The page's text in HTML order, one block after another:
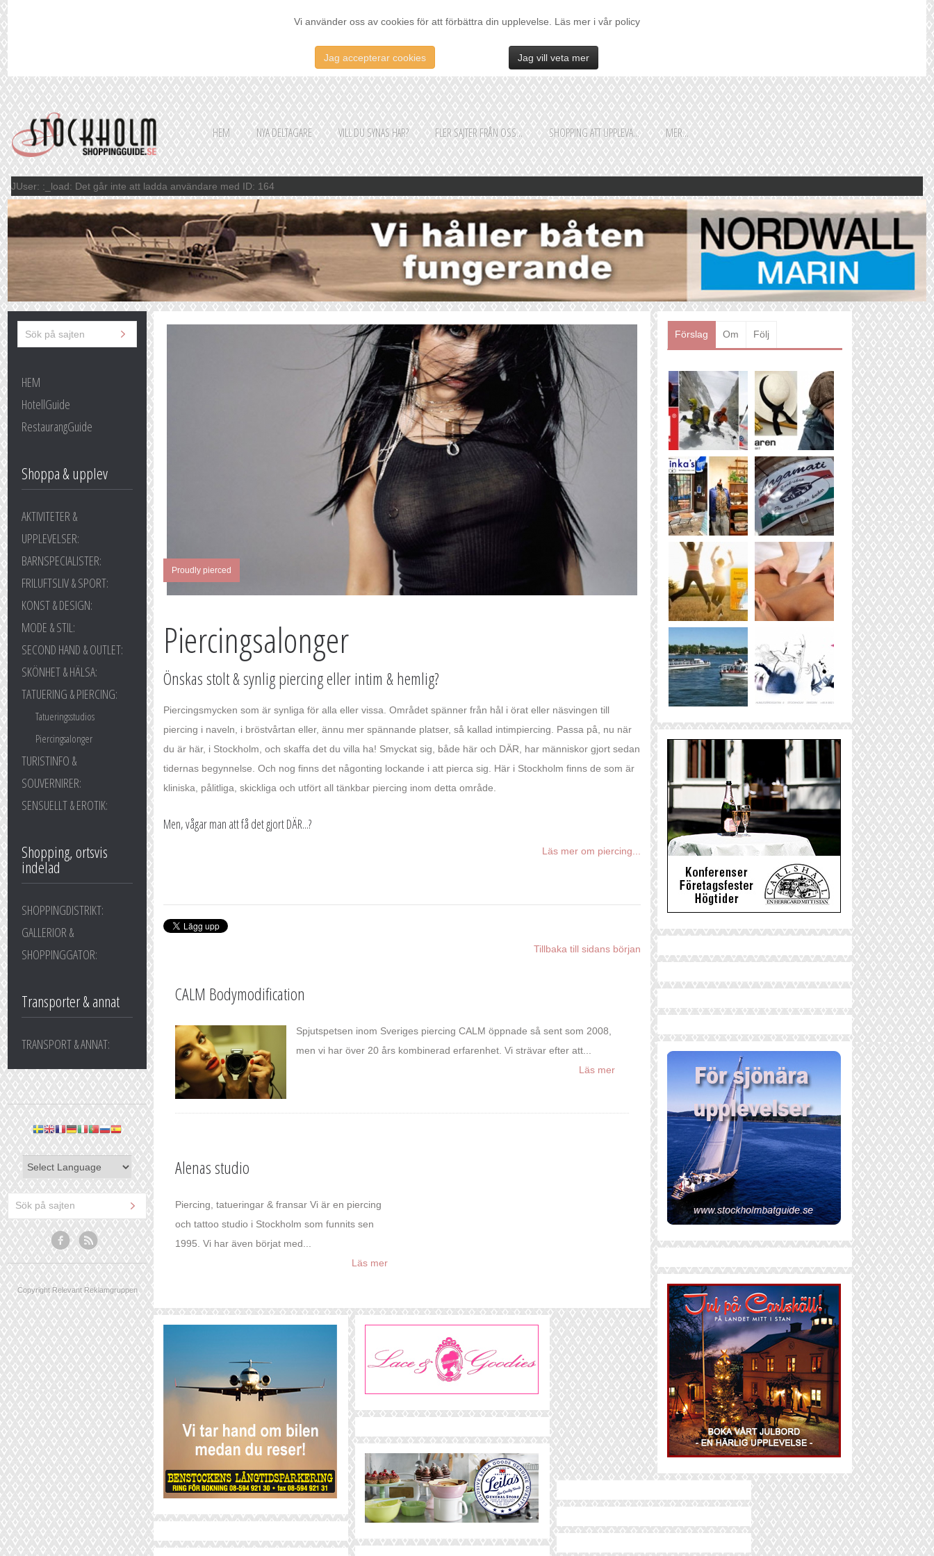
Vi använder oss av cookies för att förbättra din upplevelse. Läs mer i vår policy
Jag accepterar cookies Jag vill veta mer
HEM NYA DELTAGARE VILL DU SYNAS HÄR? FLER SAJTER FRÅN OSS... SHOPPING ATT UPPLEVA... MER...
JUser: :_load: Det går inte att ladda användare med ID: 164
HEM
HotellGuide
RestaurangGuide
Shoppa & upplev
AKTIVITETER &
UPPLEVELSER:
BARNSPECIALISTER:
FRILUFTSLIV & SPORT:
KONST & DESIGN:
MODE & STIL:
SECOND HAND & OUTLET:
SKÖNHET & HÄLSA:
TATUERING & PIERCING:
Tatueringsstudios
Piercingsalonger
TURISTINFO &
SOUVERNIRER:
SENSUELLT & EROTIK:
Shopping, ortsvis
indelad
SHOPPINGDISTRIKT:
GALLERIOR &
SHOPPINGGATOR:
Transporter & annat
TRANSPORT & ANNAT:
Copyright Relevant Reklamgruppen
Proudly pierced
Piercingsalonger
Önskas stolt & synlig piercing eller intim & hemlig?
Piercingsmycken som är synliga för alla eller vissa. Området spänner från hål i örat eller näsvingen till
piercing i naveln, i bröstvårtan eller, ännu mer spännande platser, så kallad intimpiercing. Passa på, nu när
du är här, i Stockholm, och skaffa det du villa ha! Smyckat sig, både här och DÄR, har människor gjort sedan
tidernas begynnelse. Och nog finns det någonting lockande i att pierca sig. Här i Stockholm finns de som är
kliniska, pålitliga, skickliga och utfört all tänkbar piercing inom detta område.
Men, vågar man att få det gjort DÄR...?
Läs mer om piercing...
Tillbaka till sidans början
CALM Bodymodification
Spjutspetsen inom Sveriges piercing CALM öppnade så sent som 2008,
men vi har över 20 års kombinerad erfarenhet. Vi strävar efter att...
Läs mer
Alenas studio
Piercing, tatueringar & fransar Vi är en piercing
och tattoo studio i Stockholm som funnits sen
1995. Vi har även börjat med...
Läs mer
Förslag Om Följ
Shoppingguiden är främst
framtagen för vår huvudstads
besökare